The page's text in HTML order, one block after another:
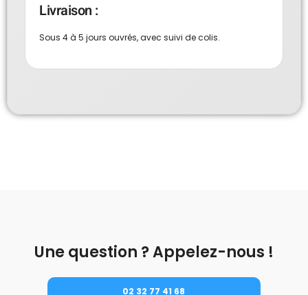
Livraison :
Sous 4 à 5 jours ouvrés, avec suivi de colis.
Une question ? Appelez-nous !
02 32 77 41 68